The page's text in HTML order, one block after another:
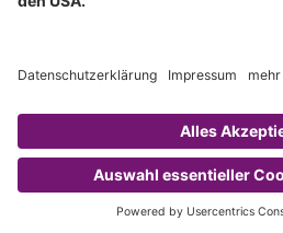
Copyright © 2026 Chromsystems